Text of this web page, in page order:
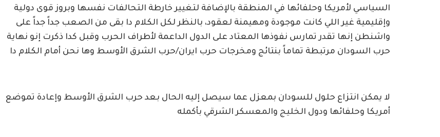
السياسي لأمريكا وحلفائها في المنطقة بالإضافة لتغيير خارطة التحالفات نفسها وبروز قوى دولية
وإقليمية غير اللي كانت موجودة ومهيمنة لعقود، بالنظر لكل الكلام دا بقى من الصعب جداً جداً على
واشنطن إنها تقدر تمارس نفوذها المعتاد على الدول الداعمة لأطراف الحرب وقبل كدا ذكرت إنو نهاية
حرب السودان مرتبطة تماماً بنتائج ومخرجات حرب ايران/حرب الشرق الأوسط وها نحن أمام الكلام دا
لا يمكن انتزاع حلول للسودان بمعزل عما سيصل إليه الحال بعد حرب الشرق الأوسط وإعادة تموضع
أمريكا وحلفائها ودول الخليج والمعسكر الشرقي بأكمله